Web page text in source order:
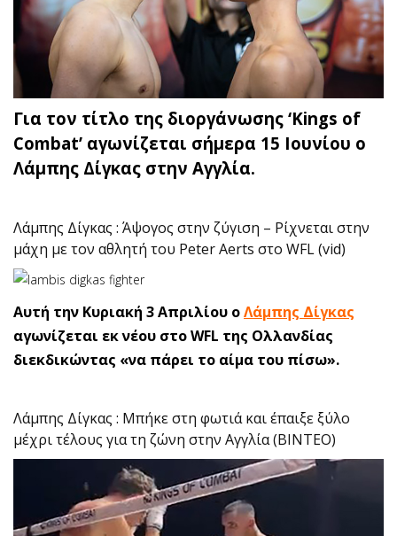
Για τον τίτλο της διοργάνωσης ‘Kings of
Combat’ αγωνίζεται σήμερα 15 Ιουνίου ο
Λάμπης Δίγκας στην Αγγλία.
Λάμπης Δίγκας : Άψογος στην ζύγιση – Ρίχνεται στην
μάχη με τον αθλητή του Peter Aerts στο WFL (vid)
Αυτή την Κυριακή 3 Απριλίου οΛάμπης Δίγκας
αγωνίζεται εκ νέου στο WFL της Ολλανδίας
διεκδικώντας «να πάρει το αίμα του πίσω».
Λάμπης Δίγκας : Μπήκε στη φωτιά και έπαιξε ξύλο
μέχρι τέλους για τη ζώνη στην Αγγλία (BINTEO)